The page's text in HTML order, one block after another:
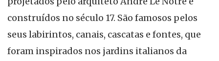
construídos no século 17. São famosos pelos
seus labirintos, canais, cascatas e fontes, que
foram inspirados nos jardins italianos da